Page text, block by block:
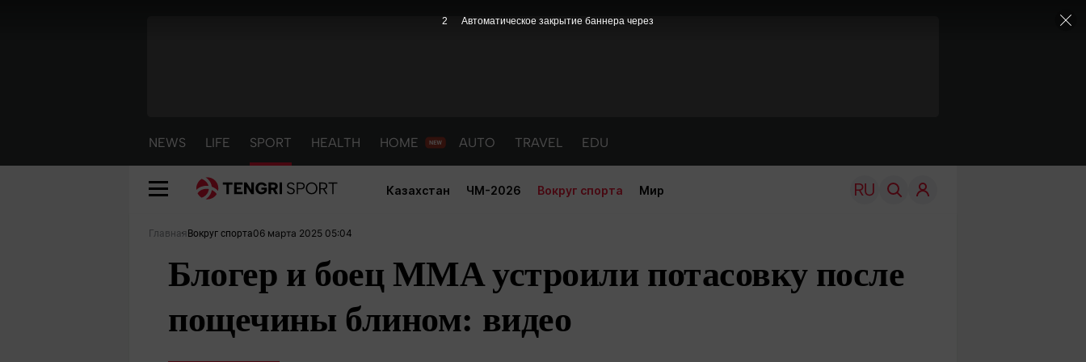
NEWS LIFE SPORT HEALTH HOME AUTO TRAVEL EDU
Казахстан ЧМ-2026 Вокруг спорта Мир
SPORT
Главная Вокруг спорта06 марта 2025 05:04
Блогер и боец MMA устроили потасовку после
пощечины блином: видео
1 Автоматическое закрытие баннера через